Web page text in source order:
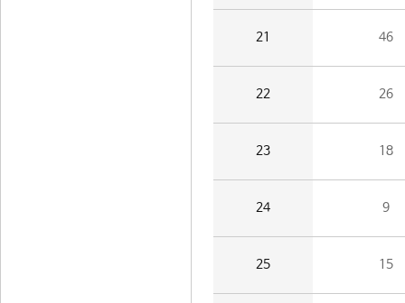
21 46
22 26
23 18
24 9
25 15